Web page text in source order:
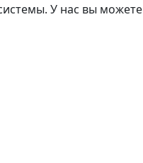
У нас вы можете